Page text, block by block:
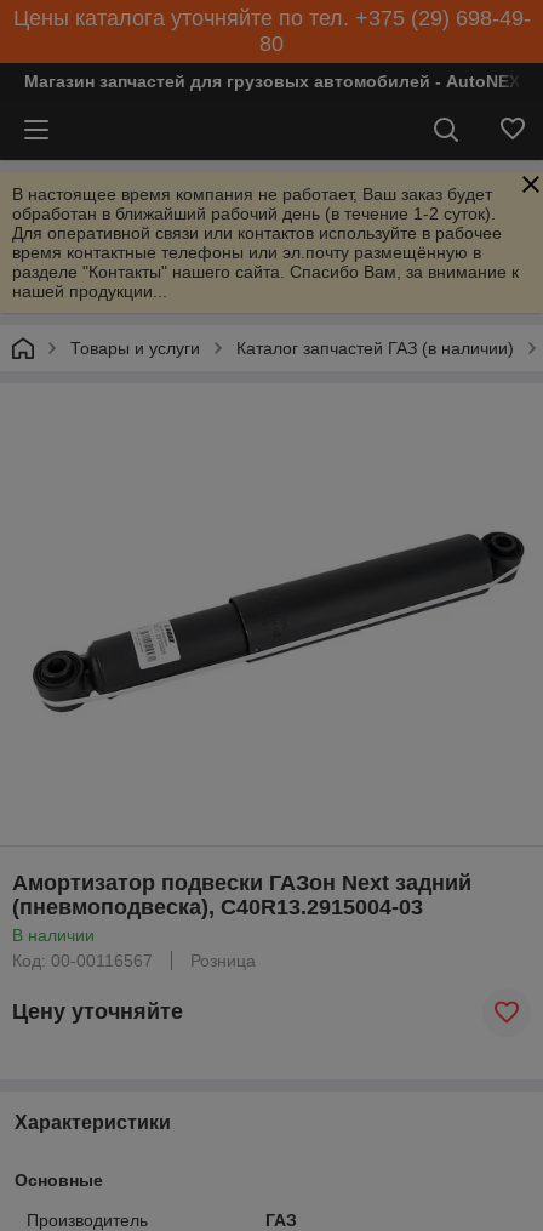
Цены каталога уточняйте по тел. +375 (29) 698-49-
80
Магазин запчастей для грузовых автомобилей - AutoNEXT
В настоящее время компания не работает, Ваш заказ будет
обработан в ближайший рабочий день (в течение 1-2 суток).
Для оперативной связи или контактов используйте в рабочее
время контактные телефоны или эл.почту размещённую в
разделе "Контакты" нашего сайта. Спасибо Вам, за внимание к
нашей продукции...
Товары и услуги Каталог запчастей ГАЗ (в наличии)
Амортизатор подвески ГАЗон Next задний
(пневмоподвеска), С40R13.2915004-03
В наличии
Код: 00-00116567
Розница
Цену уточняйте
Характеристики
Основные
Производитель
ГАЗ